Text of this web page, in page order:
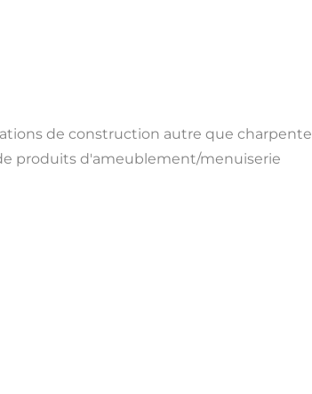
de construction autre que charpente
produits d'ameublement/menuiserie